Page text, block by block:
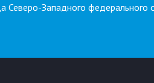
Северо-Западного федерального